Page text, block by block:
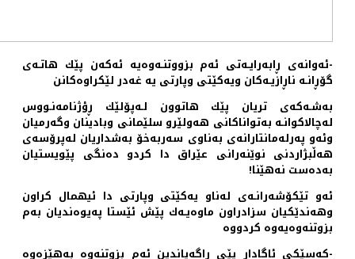
-ئەوانەی ڕابەرایـەتی ئەم بزووتنـەوەیە ئەکەن پێك هاتـەی
گۆڕانـە ناڕازیـەکان ویەکێتی وپارتی یە غەدر لێکراوەکانن
بەشـەکەی تریان پێك هاتوون لـەپۆلێك ڕؤژنامەنـووس
لەچالاکوانـە بەتواناکانی هەولێرو سلێمانی وبادینان وگەرمیان
وئەو پەرلەمانتارانەی بەناوی سەربەخۆ بەشداریان لەپرۆسەی
هەڵبژاردنی نوێنەرانی عێراق دا کردو دەنگی پێویستیان
بەدەست نەهێنا!
ئەو تێکۆشەرانـەی لەناو یەکێتی وپارتی دا ئیهمال کراون
وهەندێکیان سزادراون ماوەیـەك پێش ئێستا پەیوەندیان بەم
بزوتنەوەیەوە کردووە
-کەسێکی ئاگادار پێی ڕاگەیاندین ئەم بزوتنەوە بەهێزەوە